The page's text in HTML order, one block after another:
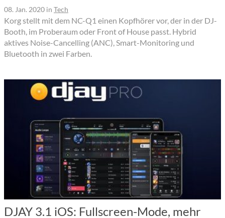
08. Jan. 2020 in Tech
Korg stellt mit dem NC-Q1 einen Kopfhörer vor, der in der DJ-
Booth, im Proberaum oder Front of House passt. Hybrid
aktives Noise-Cancelling (ANC), Smart-Monitoring und
Bluetooth in zwei Farben.
DJAY 3.1 iOS: Fullscreen-Mode, mehr